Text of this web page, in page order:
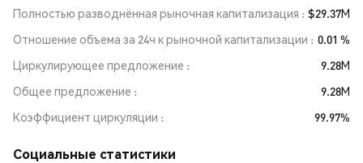
Полностью разводнённая рыночная капитализация
$29.37M
Отношение объема за 24ч к рыночной капитализации
0.01 %
Циркулирующее предложение
9.28M
Общее предложение
9.28M
Коэффициент циркуляции
99.97%
Социальные статистики